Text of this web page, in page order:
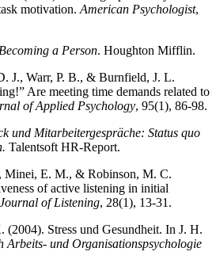
motivation. American Psychologist,
a Person. Houghton Mifflin.
J., Warr, P. B., & Burnfield, J. L.
Are meeting time demands related to
of Applied Psychology, 95(1), 86-98.
und Mitarbeitergespräche: Status quo
Talentsoft HR-Report.
Minei, E. M., & Robinson, M. C.
of active listening in initial
of Listening, 28(1), 13-31.
Stress und Gesundheit. In J. H.
Arbeits- und Organisationspsychologie